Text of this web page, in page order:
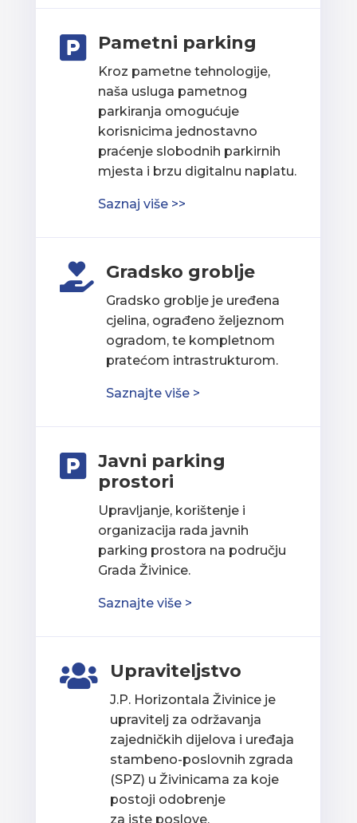
 Pametni parking
Kroz pametne tehnologije,
naša usluga pametnog
parkiranja omogućuje
korisnicima jednostavno
praćenje slobodnih parkirnih
mjesta i brzu digitalnu naplatu.
Saznaj više >>
 Gradsko groblje
Gradsko groblje je uređena
cjelina, ograđeno željeznom
ogradom, te kompletnom
pratećom intrastrukturom.
Saznajte više >

Javni parking
prostori
Upravljanje, korištenje i
organizacija rada javnih
parking prostora na području
Grada Živinice.
Saznajte više >
 Upraviteljstvo
J.P. Horizontala Živinice je
upravitelj za održavanja
zajedničkih dijelova i uređaja
stambeno-poslovnih zgrada
(SPZ) u Živinicama za koje
postoji odobrenje
za iste poslove.